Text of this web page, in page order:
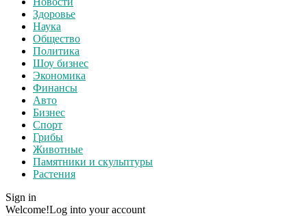
Здоровье
Наука
Общество
Политика
Шоу бизнес
Экономика
Финансы
Авто
Бизнес
Спорт
Грибы
Животные
Памятники и скульптуры
Растения
Sign in
Welcome!Log into your account